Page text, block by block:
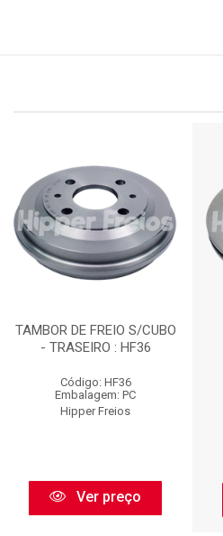
TAMBOR DE FREIO S/CUBO
- TRASEIRO : HF36
Código: HF36
Embalagem: PC
Hipper Freios
Ver preço